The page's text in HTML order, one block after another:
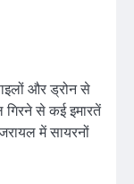
और ड्रोन से
गिरने से कई इमारतें
में सायरनों